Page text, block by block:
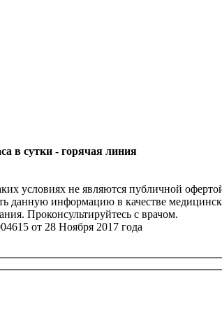
в сутки - горячая линия
условиях не являются публичной
данную информацию в качестве
Проконсультируйтесь с врачом.
от 28 Ноября 2017 года